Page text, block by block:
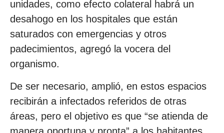
unidades, como efecto colateral habrá un
desahogo en los hospitales que están
saturados con emergencias y otros
padecimientos, agregó la vocera del
organismo.
De ser necesario, amplió, en estos espacios
recibirán a infectados referidos de otras
áreas, pero el objetivo es que “se atienda de